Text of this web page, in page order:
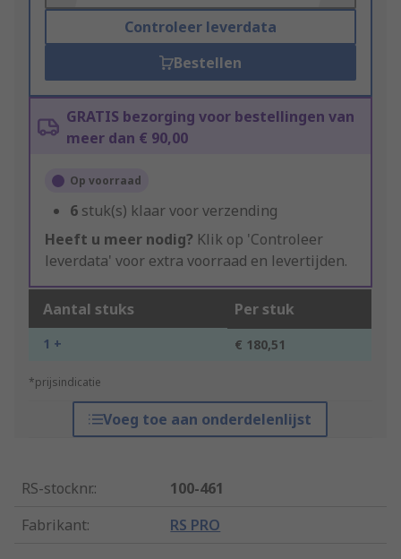
Controleer leverdata
Bestellen
GRATIS bezorging voor bestellingen van
meer dan € 90,00
Op voorraad
6 stuk(s) klaar voor verzending
Heeft u meer nodig? Klik op 'Controleer
leverdata' voor extra voorraad en levertijden.
Aantal stuks Per stuk
1 + € 180,51
*prijsindicatie
Voeg toe aan onderdelenlijst
RS-stocknr.:
100-461
Fabrikant: RS PRO